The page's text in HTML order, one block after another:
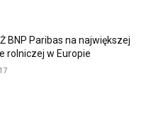
BNP Paribas na największej
rolniczej w Europie